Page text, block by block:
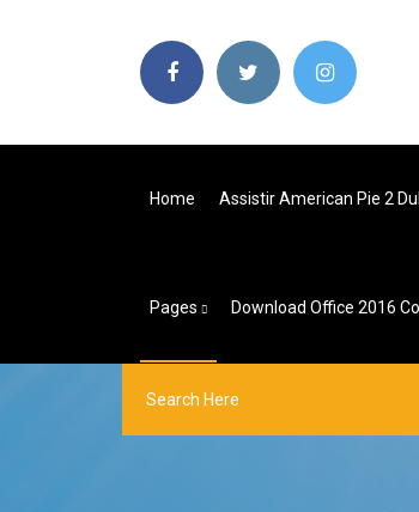
Home Assistir American Pie 2
Pages Download Office 2016